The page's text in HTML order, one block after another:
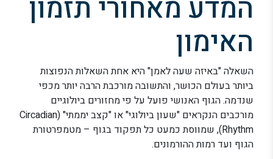
המדע מאחורי תזמון
האימון
השאלה "באיזה שעה לאמן" היא אחת השאלות הנפוצות
ביותר בעולם הכושר, והתשובה מורכבת הרבה יותר מכפי
שנדמה. הגוף האנושי פועל על פי מחזורים ביולוגיים
מורכבים הנקראים "שעון ביולוגי" או "קצב יממתי" (Circadian
Rhythm), שמווסת כמעט כל תפקוד בגוף – מטמפרטורת
הגוף ועד רמות ההורמונים.